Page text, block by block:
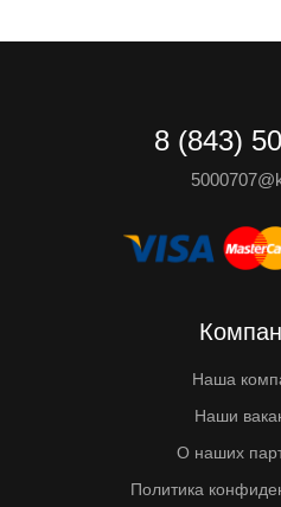
8 (843)
Наша
Наши
О наших
Политика